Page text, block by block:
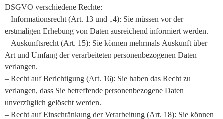
DSGVO verschiedene Rechte:
– Informationsrecht (Art. 13 und 14): Sie müssen vor der
erstmaligen Erhebung von Daten ausreichend informiert werden.
– Auskunftsrecht (Art. 15): Sie können mehrmals Auskunft über
Art und Umfang der verarbeiteten personenbezogenen Daten
verlangen.
– Recht auf Berichtigung (Art. 16): Sie haben das Recht zu
verlangen, dass Sie betreffende personenbezogene Daten
unverzüglich gelöscht werden.
– Recht auf Einschränkung der Verarbeitung (Art. 18): Sie können